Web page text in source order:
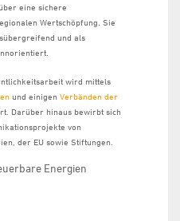
eine sichere
Wertschöpfung. Sie
und als
wird mittels
und einigen Verbänden der
Darüber hinaus bewirbt sich
von
der EU sowie Stiftungen.
Energien